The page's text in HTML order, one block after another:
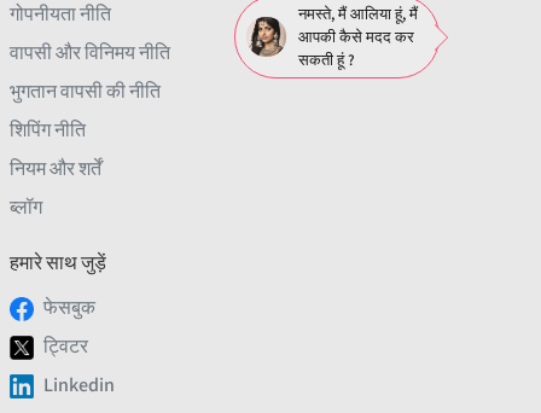
गोपनीयता नीति
वापसी और विनिमय नीति
भुगतान वापसी की नीति
शिपिंग नीति
नियम और शर्तें
ब्लॉग
हमारे साथ जुड़ें
फेसबुक
ट्विटर
Linkedin
नमस्ते, मैं आलिया हूं, मैं
आपकी कैसे मदद कर
सकती हूं ?